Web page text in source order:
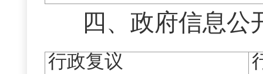
四、政府信息公
行政复议